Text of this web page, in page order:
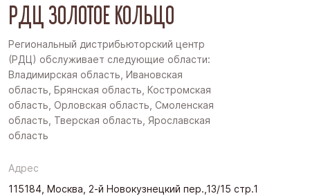
РДЦ ЗОЛОТОЕ КОЛЬЦО
Региональный дистрибьюторский центр
(РДЦ) обслуживает следующие области:
Владимирская область, Ивановская
область, Брянская область, Костромская
область, Орловская область, Смоленская
область, Тверская область, Ярославская
область
Адрес
115184, Москва, 2-й Новокузнецкий пер.,13/15 стр.1